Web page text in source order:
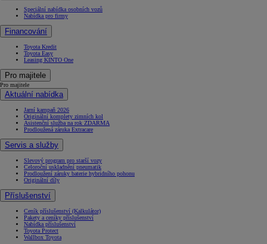
Speciální nabídka osobních vozů
Nabídka pro firmy
Financování
Toyota Kredit
Toyota Easy
Leasing KINTO One
Pro majitele
Pro majitele
Aktuální nabídka
Jarní kampaň 2026
Originální komplety zimních kol
Asistenční služba na rok ZDARMA
Prodloužená záruka Extracare
Servis a služby
Slevový program pro starší vozy
Celoroční uskladnění pneumatik
Prodloužení záruky baterie hybridního pohonu
Originální díly
Příslušenství
Ceník příslušenství (Kalkulátor)
Pakety a ceníky příslušenství
Nabídka příslušenství
Toyota Protect
Wallbox Toyota